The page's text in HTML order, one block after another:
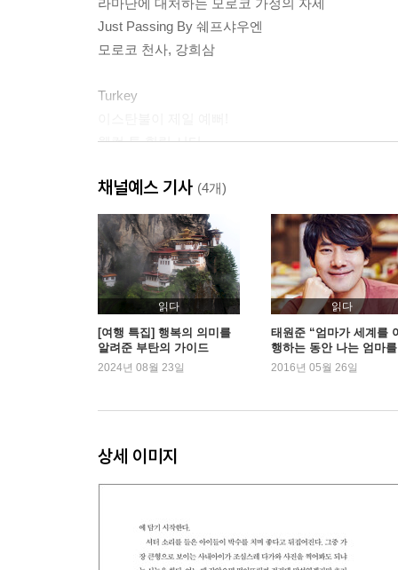
Just Passing By 쉐프샤우엔
모로코 천사, 강희삼
Turkey
웰컴 투 힐링 시티
우리들만의 추억
Just Passing By 파묵칼레
Just Passing By 에페스 유적
엄마는 진짜 배낭여행자
Romania
공부합시다!
Just Passing By 티미쇼아라
Macedonia
단잠과 빨간 사과 한 알의 여유
Albania
세상에서 가장 유쾌한 모녀
채널예스 기사 (4개)
읽다
[여행 특집] 행복의 의미를
알려준 부탄의 가이드
2024년 08월 23일
읽다
태원준 “엄마가 세계를
행하는 동안 나는 엄마
행했다”
2016년 05월 26일
상세 이미지